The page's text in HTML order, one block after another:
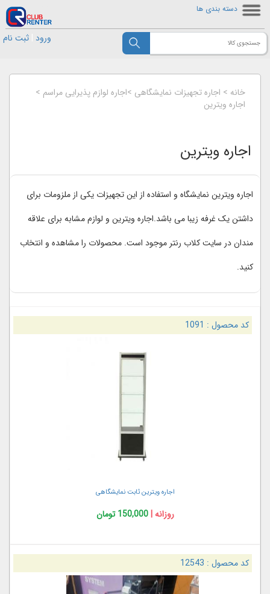
دسته بندی ها
ورود ثبت نام
خانه > اجاره تجهیزات نمایشگاهی >اجاره لوازم پذیرایی مراسم >
اجاره ویترین
اجاره ویترین
اجاره ویترین نمایشگاه و استفاده از این تجهیزات یکی از ملزومات برای
داشتن یک غرفه زیبا می باشد.اجاره ویترین و لوازم مشابه برای علاقه
مندان در سایت کلاب رنتر موجود است. محصولات را مشاهده و انتخاب
کنید.
کد محصول : 1091
اجاره ویترین ثابت نمایشگاهی
روزانه |150,000 تومان
کد محصول : 12543